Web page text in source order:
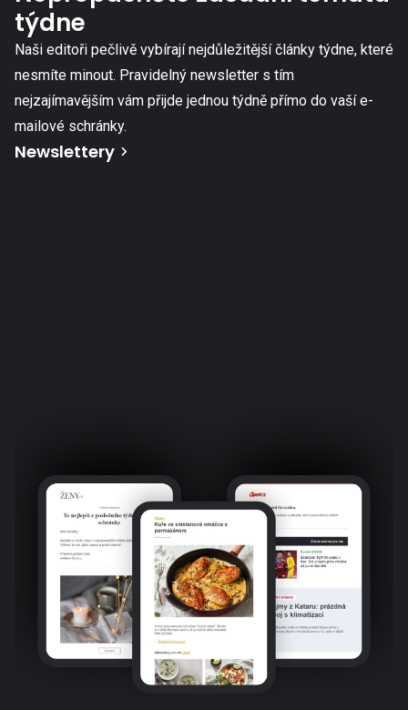
týdne
Naši editoři pečlivě vybírají nejdůležitější články týdne, které
nesmíte minout. Pravidelný newsletter s tím
nejzajímavějším vám přijde jednou týdně přímo do vaší e-
mailové schránky.
Newslettery